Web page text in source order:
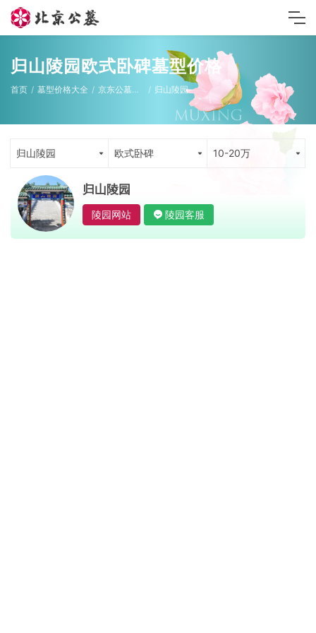
归山陵园欧式卧碑墓型价格
首页 墓型价格大全 京东公墓墓型 归山陵园
归山陵园 欧式卧碑 10-20万
归山陵园
陵园网站 陵园客服